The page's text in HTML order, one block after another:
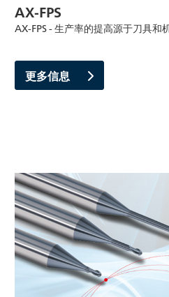
AX-FPS
AX-FPS - 生产率的提高源于刀具和
更多信息